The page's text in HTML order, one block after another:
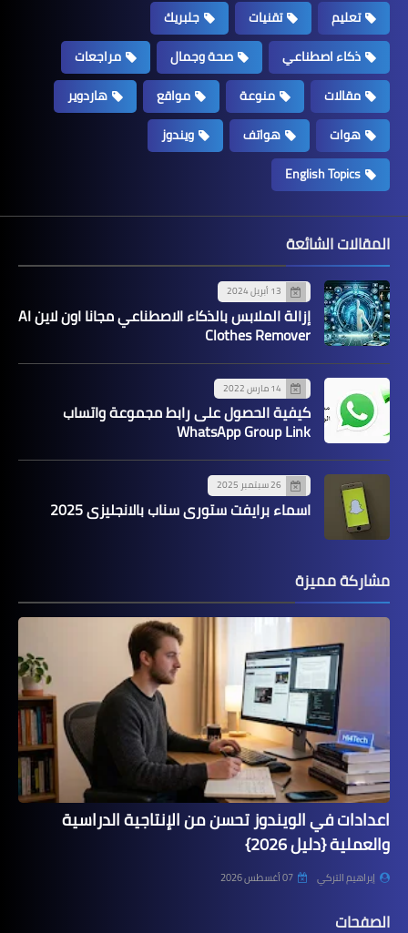
تعليم
تقنيات
جلبريك
ذكاء اصطناعي
صحة وجمال
مراجعات
مقالات
منوعة مواقع
هاردوير
هوات
هواتف
ويندوز
English Topics
المقالات الشائعة
13 أبريل 2024
إزالة الملابس بالذكاء الاصطناعي مجانا اون لاين AI
Clothes Remover
14 مارس 2022
كيفية الحصول على رابط مجموعة واتساب
WhatsApp Group Link
26 سبتمبر 2025
اسماء برايفت ستوري سناب بالانجليزي 2025
مشاركة مميزة
اعدادات في الويندوز تحسن من الإنتاجية الدراسية
والعملية {دليل 2026}
إبراهيم التركي 07 أغسطس 2026
الصفحات